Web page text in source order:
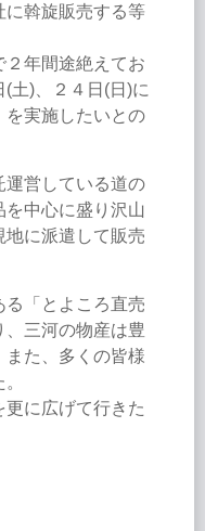
に斡旋販売する等
２年間途絶えてお
土)、２４日(日)に
を実施したいとの
運営している道の
中心に盛り沢山
に派遣して販売
る「とよころ直売
、三河の物産は豊
た、多くの皆様
に広げて行きた